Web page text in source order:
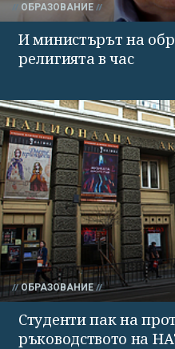
ОБРАЗОВАНИЕ
И министърът на
религията в час
ОБРАЗОВАНИЕ
Студенти пак на
ръководството на